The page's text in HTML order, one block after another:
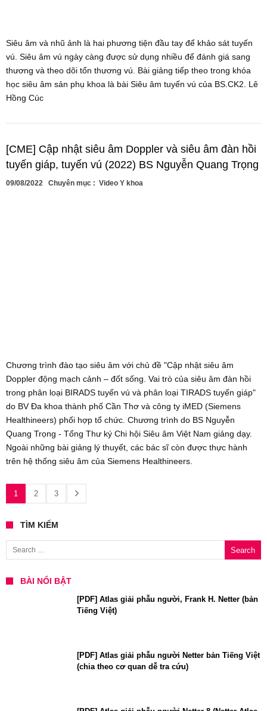
Siêu âm và nhũ ảnh là hai phương tiện đầu tay để khảo sát tuyến
vú. Siêu âm vú ngày càng được sử dụng nhiều để đánh giá sang
thương và theo dõi tổn thương vú. Bài giảng tiếp theo trong khóa
học siêu âm sản phụ khoa là bài Siêu âm tuyến vú của BS.CK2. Lê
Hồng Cúc
[CME] Cập nhật siêu âm Doppler và siêu âm đàn hồi
tuyến giáp, tuyến vú (2022) BS Nguyễn Quang Trọng
09/08/2022 Chuyên mục : Video Y khoa
Chương trình đào tạo siêu âm với chủ đề "Cập nhật siêu âm
Doppler động mạch cảnh – đốt sống. Vai trò của siêu âm đàn hồi
trong phân loại BIRADS tuyến vú và phân loại TIRADS tuyến giáp"
do BV Đa khoa thành phố Cần Thơ và công ty iMED (Siemens
Healthineers) phối hợp tổ chức. Chương trình do BS Nguyễn
Quang Trọng - Tổng Thư ký Chi hội Siêu âm Việt Nam giảng dạy.
Ngoài những bài giảng lý thuyết, các bác sĩ còn được thực hành
trên hệ thống siêu âm của Siemens Healthineers.
1 2 3
TÌM KIẾM
Search for:
BÀI NỔI BẬT
[PDF] Atlas giải phẫu người, Frank H. Netter (bản
Tiếng Việt)
[PDF] Atlas giải phẫu người Netter bản Tiếng Việt
(chia theo cơ quan dễ tra cứu)